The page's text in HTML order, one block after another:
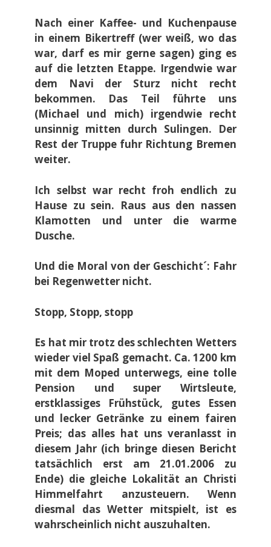
Nach einer Kaffee- und Kuchenpause
in einem Bikertreff (wer weiß, wo das
war, darf es mir gerne sagen) ging es
auf die letzten Etappe. Irgendwie war
dem Navi der Sturz nicht recht
bekommen. Das Teil führte uns
(Michael und mich) irgendwie recht
unsinnig mitten durch Sulingen. Der
Rest der Truppe fuhr Richtung Bremen
weiter.
Ich selbst war recht froh endlich zu
Hause zu sein. Raus aus den nassen
Klamotten und unter die warme
Dusche.
Und die Moral von der Geschicht´: Fahr
bei Regenwetter nicht.
Stopp, Stopp, stopp
Es hat mir trotz des schlechten Wetters
wieder viel Spaß gemacht. Ca. 1200 km
mit dem Moped unterwegs, eine tolle
Pension und super Wirtsleute,
erstklassiges Frühstück, gutes Essen
und lecker Getränke zu einem fairen
Preis; das alles hat uns veranlasst in
diesem Jahr (ich bringe diesen Bericht
tatsächlich erst am 21.01.2006 zu
Ende) die gleiche Lokalität an Christi
Himmelfahrt anzusteuern. Wenn
diesmal das Wetter mitspielt, ist es
wahrscheinlich nicht auszuhalten.